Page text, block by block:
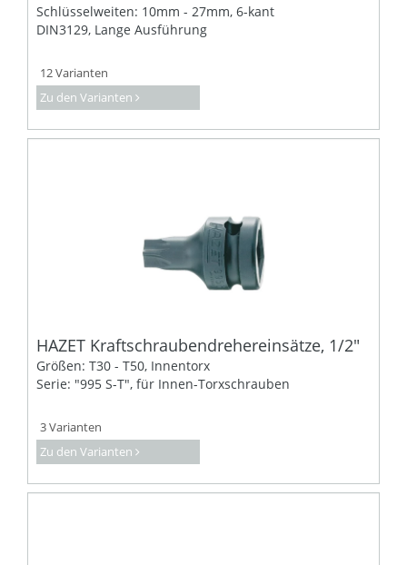
Schlüsselweiten: 10mm - 27mm, 6-kant
DIN3129, Lange Ausführung
12 Varianten
Zu den Varianten
HAZET Kraftschraubendrehereinsätze, 1/2"
Größen: T30 - T50, Innentorx
Serie: "995 S-T", für Innen-Torxschrauben
3 Varianten
Zu den Varianten